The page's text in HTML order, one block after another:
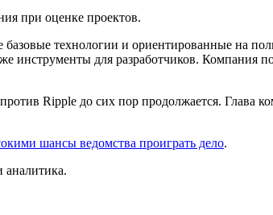
при оценке проектов.
технологии и ориентированные на
для разработчиков. Компания
Ripple до сих пор продолжается. Глава
шансы ведомства проиграть дело.